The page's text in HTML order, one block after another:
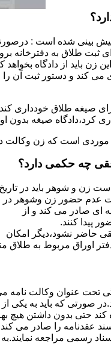
بینی شده است :
ثبت طلاق به
زن باید از دادگاه
کند و دستور ثبت آن
صیغه طلاق خودداری
کرد،دادگاه صیغه بدون
موردی است که زن
چه حکمی دارد؟
زن و شوهر باید در تاریخ
عدم حضور زن وشوهر در
ای صادر می کند و از
پیدا کنند.
حاضر نشود،دیگر امکان
اوراق مربوط به طلاق
عنوان وکالت نامه می
صورتی که باید به یکی
حتی بدون داشتن هیچ
عقدنامه را صادر می
رسمی مراجعه